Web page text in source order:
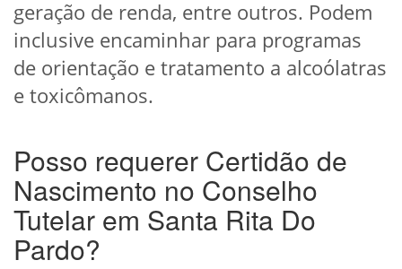
geração de renda, entre outros. Podem
inclusive encaminhar para programas
de orientação e tratamento a alcoólatras
e toxicômanos.
Posso requerer Certidão de
Nascimento no Conselho
Tutelar em Santa Rita Do
Pardo?